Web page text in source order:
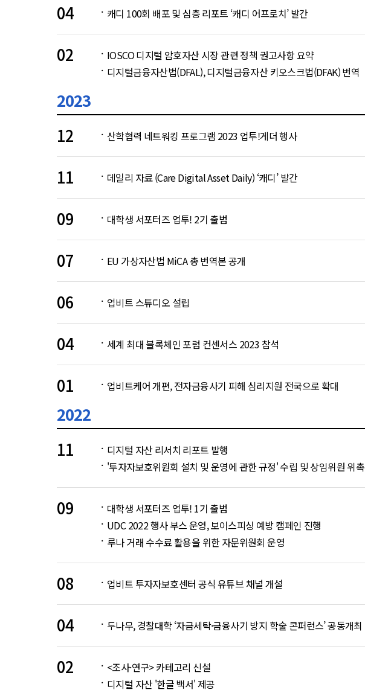
04 캐디 100회 배포 및 심층 리포트 ‘캐디 어프로치’ 발간
02
IOSCO 디지털 암호자산 시장 관련 정책 권고사항 요약
디지털금융자산법(DFAL), 디지털금융자산 키오스크법(DFAK) 번역
2023
12
산학협력 네트워킹 프로그램 2023 업투!게더 행사
11 데일리 자료 (Care Digital Asset Daily) ‘캐디’ 발간
09 대학생 서포터즈 업투! 2기 출범
07 EU 가상자산법 MiCA 총 번역본 공개
06 업비트 스튜디오 설립
04 세계 최대 블록체인 포럼 컨센서스 2023 참석
01 업비트케어 개편, 전자금융사기 피해 심리지원 전국으로 확대
2022
11
디지털 자산 리서치 리포트 발행
'투자자보호위원회 설치 및 운영에 관한 규정' 수립 및 상임위원 위촉
09
대학생 서포터즈 업투! 1기 출범
UDC 2022 행사 부스 운영, 보이스피싱 예방 캠페인 진행
루나 거래 수수료 활용을 위한 자문위원회 운영
08 업비트 투자자보호센터 공식 유튜브 채널 개설
04 두나무, 경찰대학 ‘자금세탁·금융사기 방지 학술 콘퍼런스’ 공동개최
02
<조사·연구> 카테고리 신설
디지털 자산 '한글 백서' 제공